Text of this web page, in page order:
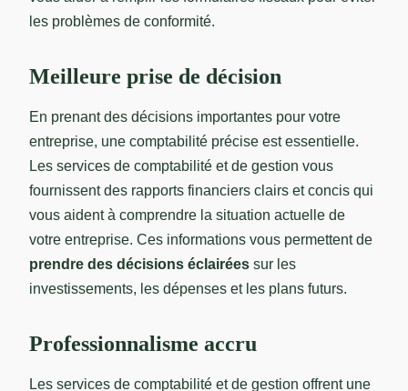
les problèmes de conformité.
Meilleure prise de décision
En prenant des décisions importantes pour votre
entreprise, une comptabilité précise est essentielle.
Les services de comptabilité et de gestion vous
fournissent des rapports financiers clairs et concis qui
vous aident à comprendre la situation actuelle de
votre entreprise. Ces informations vous permettent de
prendre des décisions éclairées sur les
investissements, les dépenses et les plans futurs.
Professionnalisme accru
Les services de comptabilité et de gestion offrent une